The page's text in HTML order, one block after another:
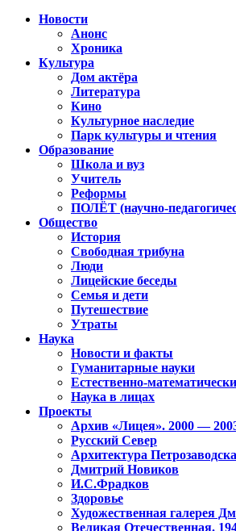
Новости
Анонс
Хроника
Культура
Дом актёра
Литература
Кино
Культурное наследие
Парк культуры и чтения
Образование
Школа и вуз
Учитель
Реформы
ПОЛЁТ (научно-
Общество
История
Свободная трибуна
Люди
Лицейские беседы
Семья и дети
Путешествие
Утраты
Наука
Новости и факты
Гуманитарные науки
Естественно-
Наука в лицах
Проекты
Архив «Лицея». 2000 —
Русский Север
Архитектура Петрозаводска
Дмитрий Новиков
И.С.Фрадков
Здоровье
Художественная галерея
Великая Отечественная.